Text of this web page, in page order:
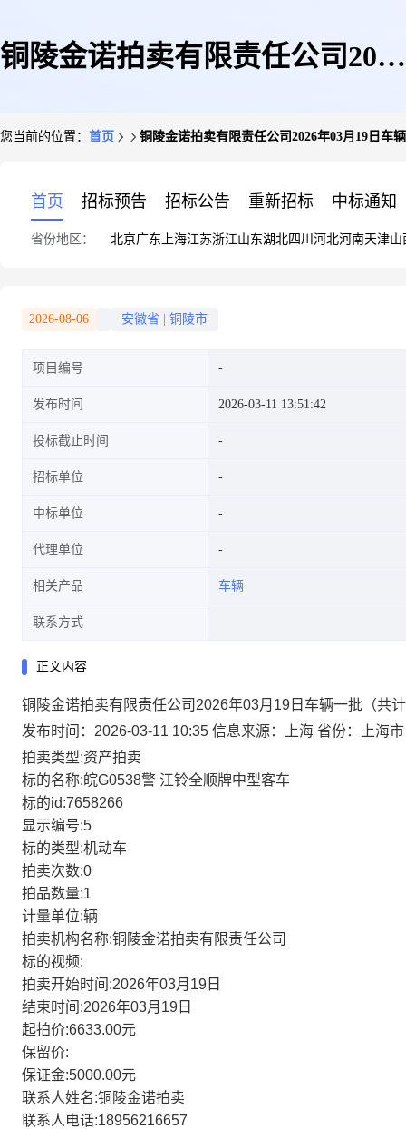
铜陵金诺拍卖有限责任公司2026
您当前的位置： 首页 铜陵金诺拍卖有限责任公司2026年03月19日车
首页 招标预告 招标公告 重新招标 中标通知
省份地区： 北京广东 上海江苏浙江山东湖北四川 河北河南天津山
2026-08-06 安徽省 铜陵市
项目编号
发布时间 2026-03-11 13:51:42
投标截止时间
招标单位
中标单位
代理单位
相关产品 车辆
联系方式
正文内容
铜陵金诺拍卖有限责任公司2026年03月19日车辆一批（共
发布时间：2026-03-11 10:35 信息来源： 上海 省份：上海市
拍卖类型:资产拍卖
标的名称:皖G0538警 江铃全顺牌中型客车
标的id:7658266
显示编号:5
标的类型:机动车
拍卖次数:0
拍品数量:1
计量单位:辆
拍卖机构名称:铜陵金诺拍卖有限责任公司
标的视频:
拍卖开始时间:2026年03月19日
结束时间:2026年03月19日
起拍价:6633.00元
保留价:
保证金:5000.00元
联系人姓名:铜陵金诺拍卖
联系人电话:18956216657